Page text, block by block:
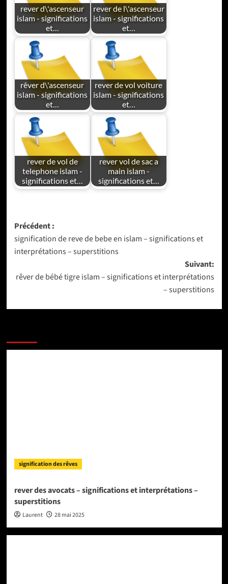
rever d\'ascenseur
islam - significations
et…
rever de l\'ascenseur
islam - significations
et…
rêver d\'ascenseur
islam - significations
et…
rever de vol voiture
islam - significations
et…
rever de vol de
telephone islam -
significations et…
rever vol de sac a
main islam -
significations et…
Navigation
d’article
Précédent :
signification de reve de bebe en islam – significations et
interprétations – superstitions
Suivant:
rêver de bébé tigre islam – significations et interprétations
– superstitions
signification des rêves
rever des avocats – significations et interprétations –
superstitions
Laurent 28 mai 2025